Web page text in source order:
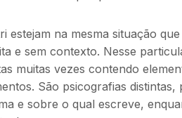
estejam na mesma situação
e sem contexto. Nesse
muitas vezes contendo
São psicografias distintas,
e sobre o qual escreve,